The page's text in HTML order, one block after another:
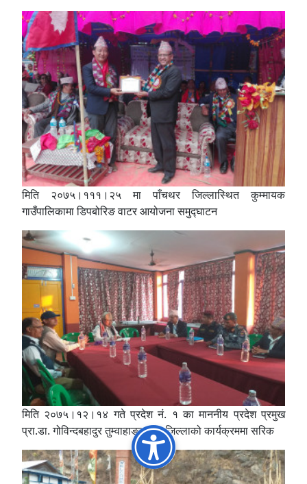
मिति २०७५।१११।२५ मा पाँचथर जिल्लास्थित कुम्मायक
गाउँपालिकामा डिपबोरिङ वाटर आयोजना समुद्घाटन
मिति २०७५।१२।१४ गते प्रदेश नं. १ का माननीय प्रदेश प्रमुख
प्रा.डा. गोविन्दबहादुर तुम्वाहाङज्यूसँग जिल्लाको कार्यक्रममा सरिक